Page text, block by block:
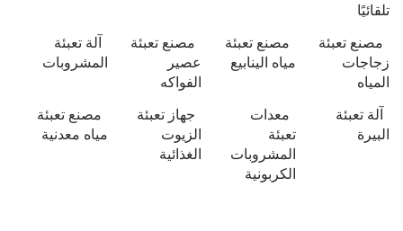
تلقائيًا
مصنع تعبئة
زجاجات
المياه
مصنع تعبئة
مياه الينابيع
مصنع تعبئة
عصير
الفواكه
آلة تعبئة
المشروبات
آلة تعبئة
البيرة
معدات
تعبئة
المشروبات
الكربونية
جهاز تعبئة
الزيوت
الغذائية
مصنع تعبئة
مياه معدنية